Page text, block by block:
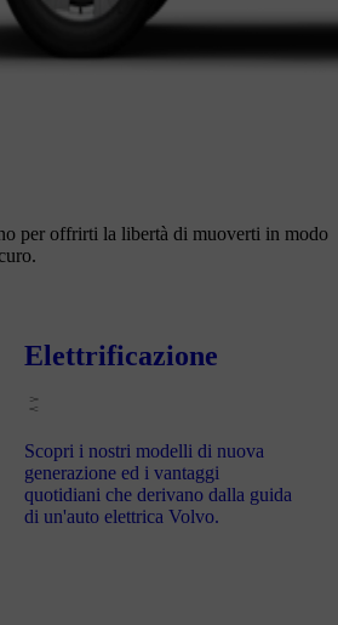
per offrirti la libertà di muoverti in modo
Elettrificazione
Scopri i nostri modelli di nuova
generazione ed i vantaggi
quotidiani che derivano dalla guida
di un'auto elettrica Volvo.